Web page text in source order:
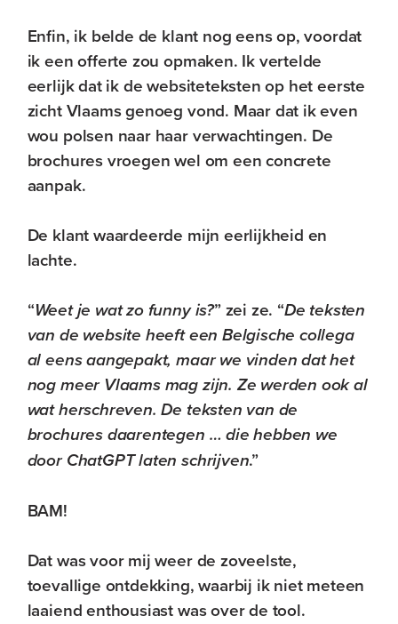
Enfin, ik belde de klant nog eens op, voordat
ik een offerte zou opmaken. Ik vertelde
eerlijk dat ik de websiteteksten op het eerste
zicht Vlaams genoeg vond. Maar dat ik even
wou polsen naar haar verwachtingen. De
brochures vroegen wel om een concrete
aanpak.
De klant waardeerde mijn eerlijkheid en
lachte.
“Weet je wat zo funny is?” zei ze. “De teksten
van de website heeft een Belgische collega
al eens aangepakt, maar we vinden dat het
nog meer Vlaams mag zijn. Ze werden ook al
wat herschreven. De teksten van de
brochures daarentegen … die hebben we
door ChatGPT laten schrijven.”
BAM!
Dat was voor mij weer de zoveelste,
toevallige ontdekking, waarbij ik niet meteen
laaiend enthousiast was over de tool.